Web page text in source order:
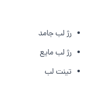
رژ لب جامد
رژ لب مایع
تینت لب